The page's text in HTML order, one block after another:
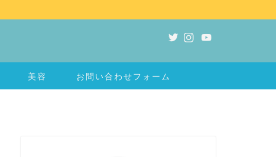
美容 お問い合わせフォーム